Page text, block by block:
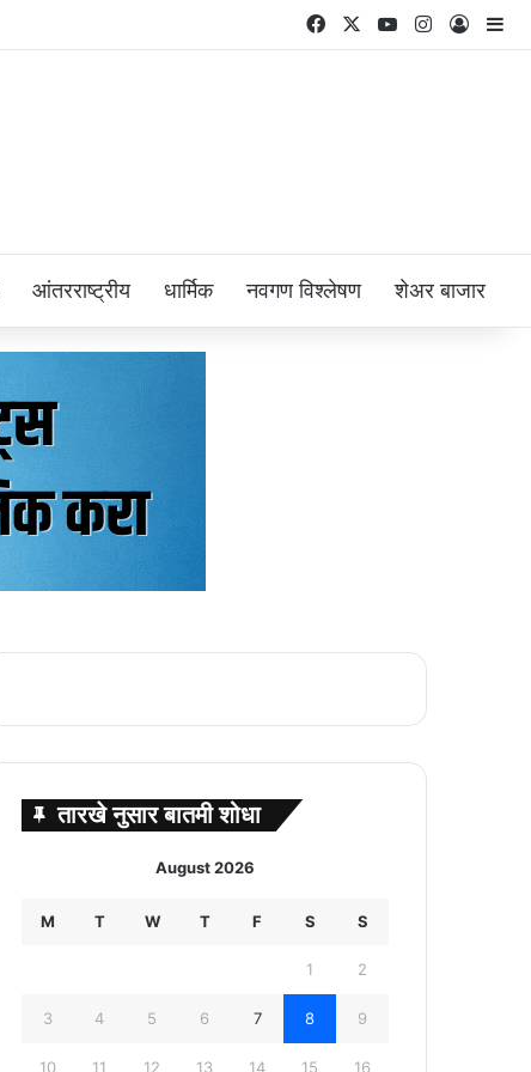
FacebookYouTubeInstagram
Log In
आंतरराष्ट्रीय धार्मिक नवगण विश्लेषण शेअर बाजार
तारखे नुसार बातमी शोधा
August 2026
M T W T F S S
1 2
3 4 5 6 7 8 9
10 11 12 13 14 15 16